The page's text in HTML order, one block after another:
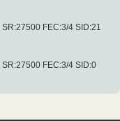
FEC:3/4 SID:21
FEC:3/4 SID:0